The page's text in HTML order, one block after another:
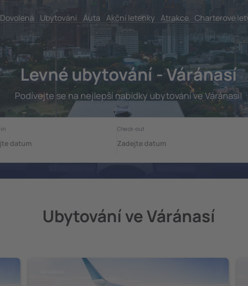
Dovolená Ubytování Auta Akční letenky Atrakce Charterové
Levné ubytování - Váránasí
Podívejte se na nejlepší nabídky ubytování ve Váránasí!
Ubytování ve Váránasí